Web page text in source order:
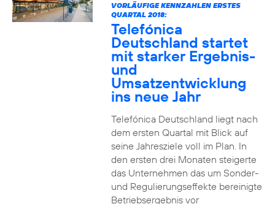
VORLÄUFIGE KENNZAHLEN ERSTES
QUARTAL 2018:
Telefónica
Deutschland startet
mit starker Ergebnis-
und
Umsatzentwicklung
ins neue Jahr
Telefónica Deutschland liegt nach
dem ersten Quartal mit Blick auf
seine Jahresziele voll im Plan. In
den ersten drei Monaten steigerte
das Unternehmen das um Sonder-
und Regulierungseffekte bereinigte
Betriebsergebnis vor